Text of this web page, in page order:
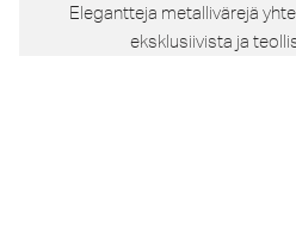
Elegantteja metallivärejä
eksklusiivista ja